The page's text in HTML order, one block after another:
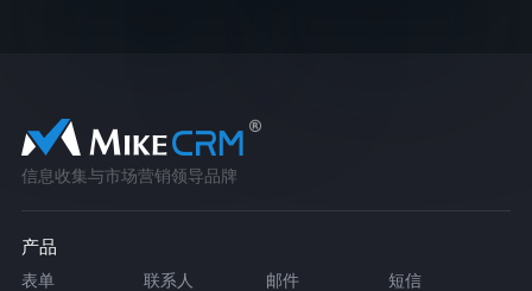
信息收集与市场营销领导品牌
产品
表单 联系人 邮件
短信